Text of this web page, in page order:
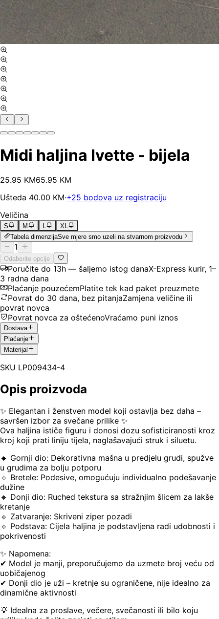
Midi haljina Ivette - bijela
25.95 KM65.95 KM
Ušteda 40.00 KM·+25 bodova uz registraciju
Veličina
S M L
XL
Tabela dimenzijaSve mjere smo uzeli na stvarnom proizvodu
1
Odaberite opcije
Poručite do 13h — šaljemo istog danaX-Express kurir, 1–
3 radna dana
Plaćanje pouzećemPlatite tek kad paket preuzmete
Povrat do 30 dana, bez pitanjaZamjena veličine ili
povrat novca
Povrat novca za oštećenoVraćamo puni iznos
Dostava
Plaćanje
Materijal
SKU LP009434-4
Opis proizvoda
✨ Elegantan i ženstven model koji ostavlja bez daha –
savršen izbor za svečane prilike ✨
Ova haljina ističe figuru i donosi dozu sofisticiranosti kroz
kroj koji prati liniju tijela, naglašavajući struk i siluetu.
🔹 Gornji dio: Dekorativna mašna u predjelu grudi, spužve
u grudima za bolju potporu
🔹 Bretele: Podesive, omogućuju individualno podešavanje
dužine
🔹 Donji dio: Ruched tekstura sa stražnjim šlicem za lakše
kretanje
🔹 Zatvaranje: Skriveni ziper pozadi
🔹 Podstava: Cijela haljina je podstavljena radi udobnosti i
pokrivenosti
✨ Napomena:
✔ Model je manji, preporučujemo da uzmete broj veću od
uobičajenog
✔ Donji dio je uži – kretnje su ograničene, nije idealno za
dinamične aktivnosti
💡 Idealna za proslave, večere, svečanosti ili bilo koju